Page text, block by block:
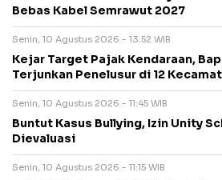
Bebas Kabel Semrawut 2027
Senin, 10 Agustus 2026 - 13:52 WIB
Kejar Target Pajak Kendaraan,
Terjunkan Penelusur di 12
Senin, 10 Agustus 2026 - 11:45 WIB
Buntut Kasus Bullying, Izin Unity
Dievaluasi
Senin, 10 Agustus 2026 - 11:15 WIB